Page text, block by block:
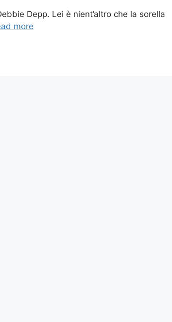
Depp. Lei è nient’altro che la sorella
more